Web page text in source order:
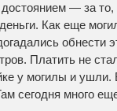
— за то,
Как еще
обнести
Платить не
у могилы и ушли.
сегодня много